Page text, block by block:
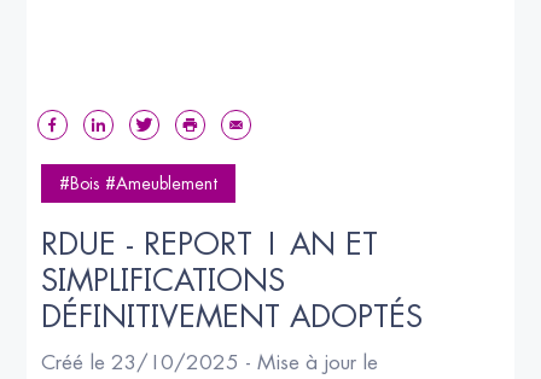
#Bois #Ameublement
RDUE - REPORT 1 AN ET
SIMPLIFICATIONS
DÉFINITIVEMENT ADOPTÉS
Créé le 23/10/2025 - Mise à jour le